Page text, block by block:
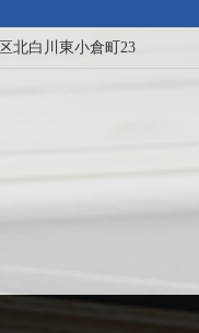
北白川東小倉町23